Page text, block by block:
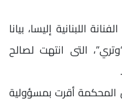
اللبنانية إليسا، بيانا
التى انتهت لصالح
المحكمة أقرت بمسؤولية